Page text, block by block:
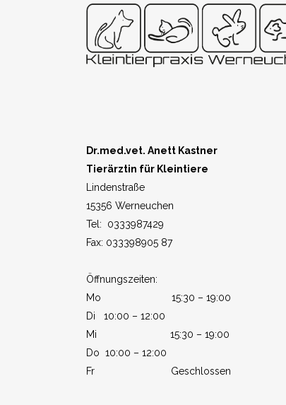
Dr.med.vet. Anett Kastner
Tierärztin für Kleintiere
Lindenstraße
15356 Werneuchen
Tel: 0333987429
Fax: 033398905 87
Öffnungszeiten:
Mo 15:30 – 19:00
Di 10:00 – 12:00
Mi 15:30 – 19:00
Do 10:00 – 12:00
Fr Geschlossen